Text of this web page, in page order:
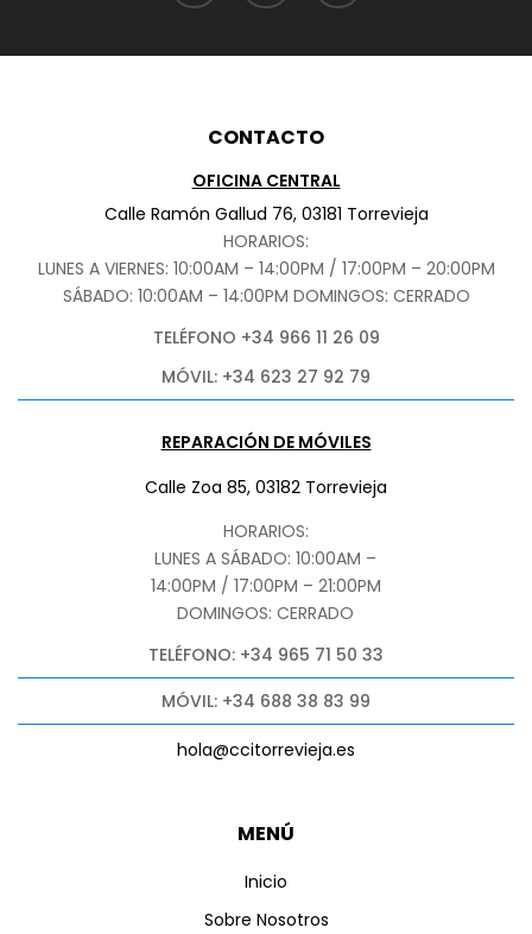
MENÚ
Inicio
Sobre Nosotros
CONTACTO
OFICINA CENTRAL
Calle Ramón Gallud 76, 03181 Torrevieja
HORARIOS:
LUNES A VIERNES: 10:00AM – 14:00PM / 17:00PM – 20:00PM
SÁBADO: 10:00AM – 14:00PM DOMINGOS: CERRADO
TELÉFONO +34 966 11 26 09
MÓVIL: +34 623 27 92 79
REPARACIÓN DE MÓVILES
Calle Zoa 85, 03182 Torrevieja
HORARIOS:
LUNES A SÁBADO: 10:00AM –
14:00PM / 17:00PM – 21:00PM
DOMINGOS: CERRADO
TELÉFONO: +34 965 71 50 33
MÓVIL: +34 688 38 83 99
hola@ccitorrevieja.es